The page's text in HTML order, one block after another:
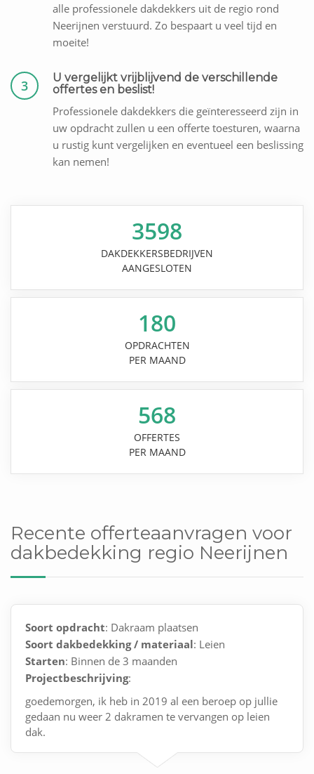
alle professionele dakdekkers uit de regio rond
Neerijnen verstuurd. Zo bespaart u veel tijd en
moeite!
3
U vergelijkt vrijblijvend de verschillende
offertes en beslist!
Professionele dakdekkers die geïnteresseerd zijn in
uw opdracht zullen u een offerte toesturen, waarna
u rustig kunt vergelijken en eventueel een beslissing
kan nemen!
3598
DAKDEKKERSBEDRIJVEN
AANGESLOTEN
180
OPDRACHTEN
PER MAAND
568
OFFERTES
PER MAAND
Recente offerteaanvragen voor
dakbedekking regio Neerijnen
Soort opdracht: Dakraam plaatsen
Soort dakbedekking / materiaal: Leien
Starten: Binnen de 3 maanden
Projectbeschrijving:
goedemorgen, ik heb in 2019 al een beroep op jullie
gedaan nu weer 2 dakramen te vervangen op leien
dak.
26722422 voor meer info